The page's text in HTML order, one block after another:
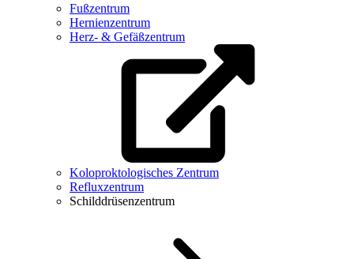
Fußzentrum
Hernienzentrum
Herz- & Gefäßzentrum
Koloproktologisches Zentrum
Refluxzentrum
Schilddrüsenzentrum